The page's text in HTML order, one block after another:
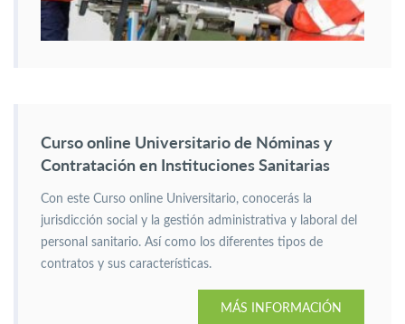
Curso online Universitario de Nóminas y
Contratación en Instituciones Sanitarias
Con este Curso online Universitario, conocerás la
jurisdicción social y la gestión administrativa y laboral del
personal sanitario. Así como los diferentes tipos de
contratos y sus características.
MÁS INFORMACIÓN